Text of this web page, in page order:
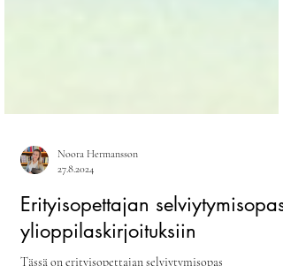
Noora Hermansson
27.8.2024
Erityisopettajan selviytymisopas